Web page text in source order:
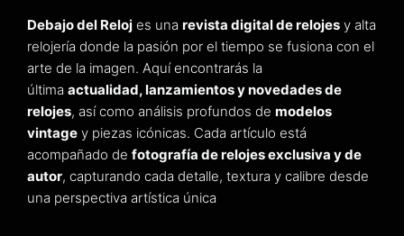
Debajo del Reloj es una revista digital de relojes y alta
relojería donde la pasión por el tiempo se fusiona con el
arte de la imagen. Aquí encontrarás la
última actualidad, lanzamientos y novedades de
relojes, así como análisis profundos de modelos
vintage y piezas icónicas. Cada artículo está
acompañado de fotografía de relojes exclusiva y de
autor, capturando cada detalle, textura y calibre desde
una perspectiva artística única